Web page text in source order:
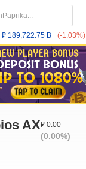
₽ 189,722.75 B (-1.03%)
AX₽ 0.00
(0.00%)